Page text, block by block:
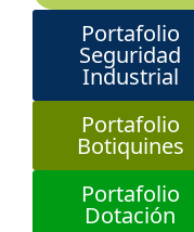
Portafolio
Seguridad
Industrial
Portafolio
Botiquines
Portafolio
Dotación